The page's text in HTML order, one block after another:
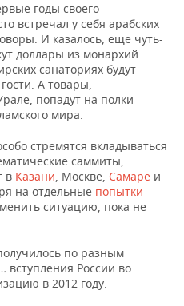
годы своего
встречал у себя арабских
И казалось, еще чуть-
доллары из монархий
санаториях будут
А товары,
попадут на полки
мира.
стремятся вкладываться
саммиты,
в Казани, Москве, Самаре и
на отдельные попытки
ситуацию, пока не
по разным
России во
в 2012 году.